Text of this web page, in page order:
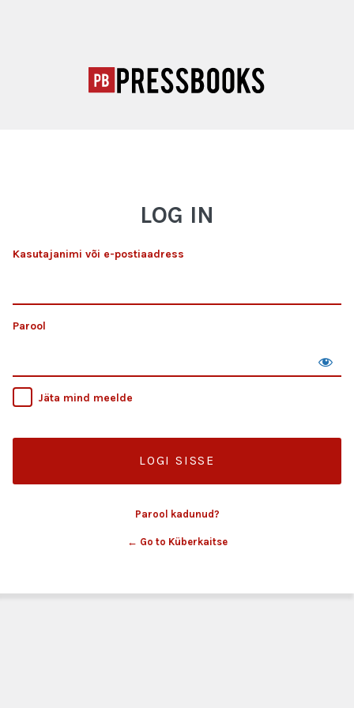
LOG IN
Kasutajanimi või e-postiaadress
Parool
Jäta mind meelde
Parool kadunud?
← Go to Küberkaitse